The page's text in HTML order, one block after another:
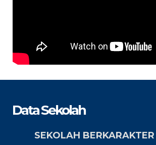
Data Sekolah
SEKOLAH